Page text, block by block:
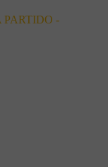
PARTIDO -